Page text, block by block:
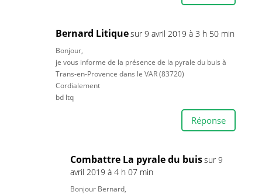
Bernard Litiquesur 9 avril 2019 à 3 h 50 min
Bonjour,
je vous informe de la présence de la pyrale du buis à
Trans-en-Provence dans le VAR (83720)
Cordialement
bd ltq
Réponse
Combattre La pyrale du buissur 9
avril 2019 à 4 h 07 min
Bonjour Bernard,